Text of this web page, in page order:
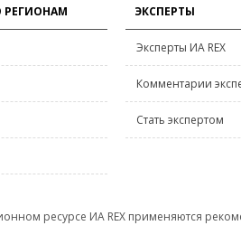
РЕГИОНАМ ЭКСПЕРТЫ
Эксперты ИА REX
Комментарии
Стать экспертом
ресурсе ИА REX применяются